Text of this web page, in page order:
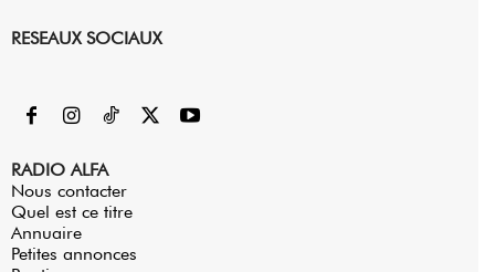
RESEAUX SOCIAUX
RADIO ALFA
Nous contacter
Quel est ce titre
Annuaire
Petites annonces